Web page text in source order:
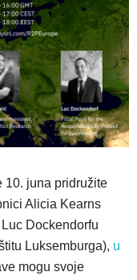
10. juna pridružite
Alicia Kearns
Dockendorfu
Luksemburga), u
mogu svoje